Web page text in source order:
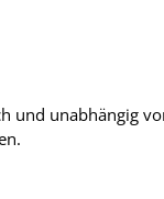
und unabhängig